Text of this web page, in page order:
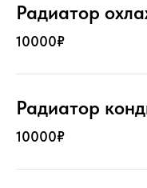
Радиатор
10000₽
Радиатор
10000₽